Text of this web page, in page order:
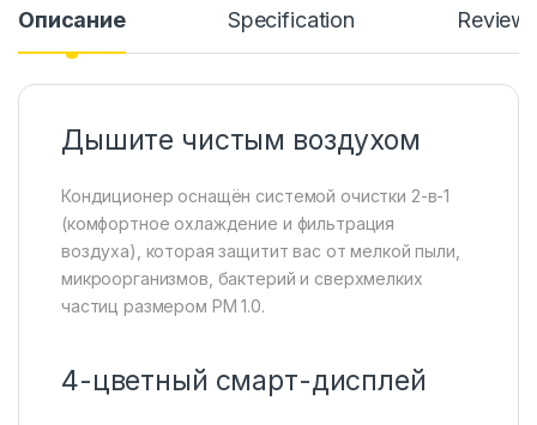
Описание Specification
Дышите чистым воздухом
Кондиционер оснащён системой очистки 2-в-1
(комфортное охлаждение и фильтрация
воздуха), которая защитит вас от мелкой пыли,
микроорганизмов, бактерий и сверхмелких
частиц размером PM 1.0.
4-цветный смарт-дисплей